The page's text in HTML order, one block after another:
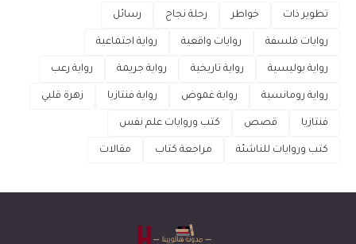
تطوير ذات خواطر رحلة نجاح رسائل
روايات فلسفة روايات واقعية رواية اجتماعية
رواية بوليسية رواية تاريخية رواية جريمة رواية رعب
رواية رومانسية رواية غموض رواية فنتازيا زهرة قلبي
فنتازيا قصص كتب وروايات علم نفس
كتب وروايات للناشئة مراجعة كتاب مقالات